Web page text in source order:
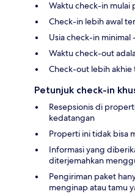
Waktu check-in mulai
Check-in lebih awal
Usia check-in minimal
Waktu check-out
Check-out lebih
Petunjuk check-in
Resepsionis di
kedatangan
Properti ini tidak bisa
Informasi yang
diterjemahkan
Pengiriman paket
menginap atau tamu